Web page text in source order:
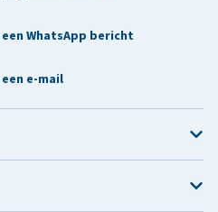
WhatsApp bericht
e-mail